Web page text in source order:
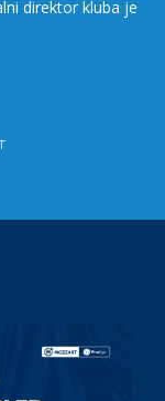
direktor kluba je